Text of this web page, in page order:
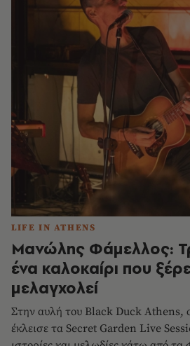
LIFE IN ATHENS
Μανώλης Φάμελλος:
ένα καλοκαίρι που
μελαγχολεί
Στην αυλή του Black Duck Athens,
έκλεισε τα Secret Garden Live